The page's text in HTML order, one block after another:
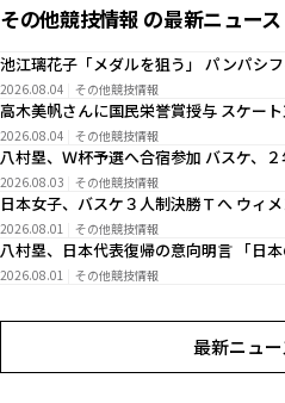
その他競技情報 の最新ニュース
池江璃花子「メダルを狙う」 パンパシ
2026.08.04 その他競技情報
高木美帆さんに国民栄誉賞授与 スケー
2026.08.04 その他競技情報
八村塁、Ｗ杯予選へ合宿参加 バスケ、
2026.08.03 その他競技情報
日本女子、バスケ３人制決勝Ｔへ ウィ
2026.08.01 その他競技情報
八村塁、日本代表復帰の意向明言 「日本
2026.08.01 その他競技情報
最新ニュ